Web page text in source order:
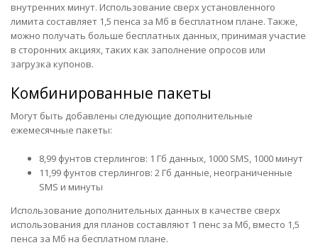
внутренних минут. Использование сверх установленного
лимита составляет 1,5 пенса за Мб в бесплатном плане. Также,
можно получать больше бесплатных данных, принимая участие
в сторонних акциях, таких как заполнение опросов или
загрузка купонов.
Комбинированные пакеты
Могут быть добавлены следующие дополнительные
ежемесячные пакеты:
8,99 фунтов стерлингов: 1 Гб данных, 1000 SMS, 1000 минут
11,99 фунтов стерлингов: 2 Гб данные, неограниченные
SMS и минуты
Использование дополнительных данных в качестве сверх
использования для планов составляют 1 пенс за Mб, вместо 1,5
пенса за Mб на бесплатном плане.